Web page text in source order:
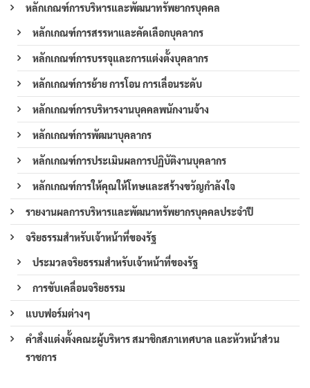
หลักเกณฑ์การบริหารและพัฒนาทรัพยากรบุคคล
หลักเกณฑ์การสรรหาและคัดเลือกบุคลากร
หลักเกณฑ์การบรรจุและการแต่งตั้งบุคลากร
หลักเกณฑ์การย้าย การโอน การเลื่อนระดับ
หลักเกณฑ์การบริหารงานบุคคลพนักงานจ้าง
หลักเกณฑ์การพัฒนาบุคลากร
หลักเกณฑ์การประเมินผลการปฏิบัติงานบุคลากร
หลักเกณฑ์การให้คุณให้โทษและสร้างขวัญกำลังใจ
รายงานผลการบริหารและพัฒนาทรัพยากรบุคคลประจำปี
จริยธรรมสำหรับเจ้าหน้าที่ของรัฐ
ประมวลจริยธรรมสำหรับเจ้าหน้าที่ของรัฐ
การขับเคลื่อนจริยธรรม
แบบฟอร์มต่างๆ
คำสั่งแต่งตั้งคณะผู้บริหาร สมาชิกสภาเทศบาล และหัวหน้าส่วน
ราชการ